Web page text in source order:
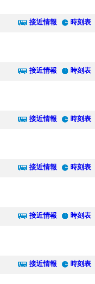
接近情報 時刻表
接近情報 時刻表
接近情報 時刻表
接近情報 時刻表
接近情報 時刻表
接近情報 時刻表